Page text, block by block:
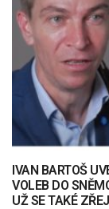
IVAN BARTOŠ
VOLEB DO
UŽ SE TAKÉ